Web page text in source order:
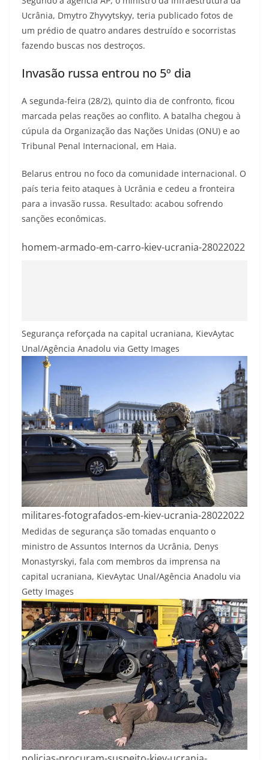
Ucrânia, Dmytro Zhyvytskyy, teria publicado fotos de
um prédio de quatro andares destruído e socorristas
fazendo buscas nos destroços.
Invasão russa entrou no 5º dia
A segunda-feira (28/2), quinto dia de confronto, ficou
marcada pelas reações ao conflito. A batalha chegou à
cúpula da Organização das Nações Unidas (ONU) e ao
Tribunal Penal Internacional, em Haia.
Belarus entrou no foco da comunidade internacional. O
país teria feito ataques à Ucrânia e cedeu a fronteira
para a invasão russa. Resultado: acabou sofrendo
sanções econômicas.
homem-armado-em-carro-kiev-ucrania-28022022
Segurança reforçada na capital ucraniana, KievAytac
Unal/Agência Anadolu via Getty Images
militares-fotografados-em-kiev-ucrania-28022022
Medidas de segurança são tomadas enquanto o
ministro de Assuntos Internos da Ucrânia, Denys
Monastyrskyi, fala com membros da imprensa na
capital ucraniana, KievAytac Unal/Agência Anadolu via
Getty Images